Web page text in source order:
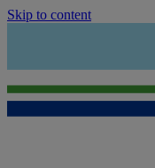
Skip to content